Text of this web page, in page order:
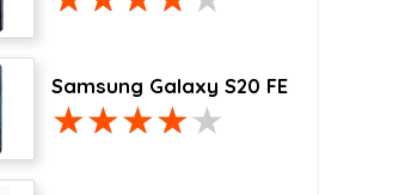
Samsung Galaxy S20 FE